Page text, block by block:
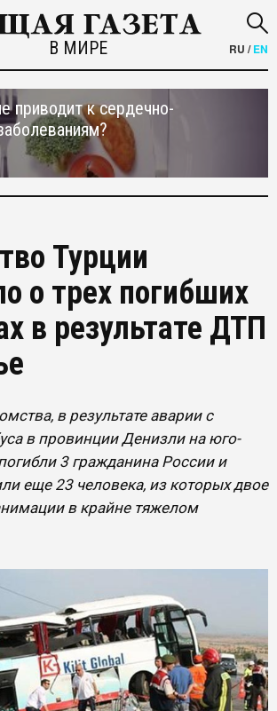
В МИРЕ RU /EN
приводит к сердечно-
Турции
о трех погибших
в результате ДТП
в результате аварии с
в провинции Денизли на юго-
3 гражданина России и
еще 23 человека, из которых двое
в крайне тяжелом